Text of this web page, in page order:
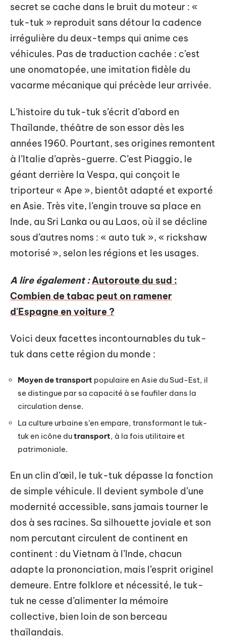
secret se cache dans le bruit du moteur : «
tuk-tuk » reproduit sans détour la cadence
irrégulière du deux-temps qui anime ces
véhicules. Pas de traduction cachée : c’est
une onomatopée, une imitation fidèle du
vacarme mécanique qui précède leur arrivée.
L’histoire du tuk-tuk s’écrit d’abord en
Thaïlande, théâtre de son essor dès les
années 1960. Pourtant, ses origines remontent
à l’Italie d’après-guerre. C’est Piaggio, le
géant derrière la Vespa, qui conçoit le
triporteur « Ape », bientôt adapté et exporté
en Asie. Très vite, l’engin trouve sa place en
Inde, au Sri Lanka ou au Laos, où il se décline
sous d’autres noms : « auto tuk », « rickshaw
motorisé », selon les régions et les usages.
A lire également : Autoroute du sud :
Combien de tabac peut on ramener
d'Espagne en voiture ?
Voici deux facettes incontournables du tuk-
tuk dans cette région du monde :
Moyen de transport populaire en Asie du Sud-Est, il
se distingue par sa capacité à se faufiler dans la
circulation dense.
La culture urbaine s’en empare, transformant le tuk-
tuk en icône dutransport, à la fois utilitaire et
patrimoniale.
En un clin d’œil, le tuk-tuk dépasse la fonction
de simple véhicule. Il devient symbole d’une
modernité accessible, sans jamais tourner le
dos à ses racines. Sa silhouette joviale et son
nom percutant circulent de continent en
continent : du Vietnam à l’Inde, chacun
adapte la prononciation, mais l’esprit originel
demeure. Entre folklore et nécessité, le tuk-
tuk ne cesse d’alimenter la mémoire
collective, bien loin de son berceau
thaïlandais.